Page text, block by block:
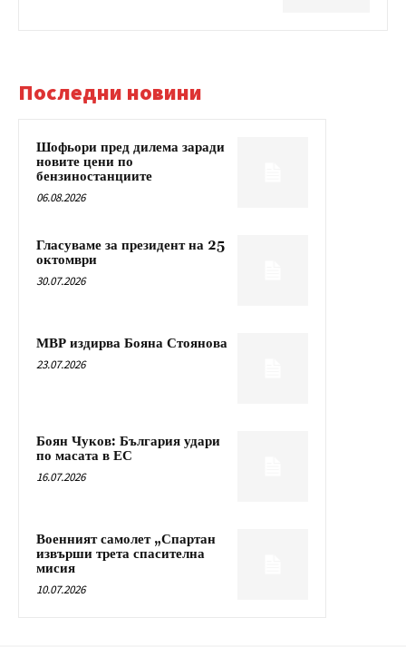
Последни новини
Шофьори пред дилема заради
новите цени по
бензиностанциите
06.08.2026
Гласуваме за президент на 25
октомври
30.07.2026
МВР издирва Бояна Стоянова
23.07.2026
Боян Чуков: България удари
по масата в ЕС
16.07.2026
Военният самолет „Спартан
извърши трета спасителна
мисия
10.07.2026